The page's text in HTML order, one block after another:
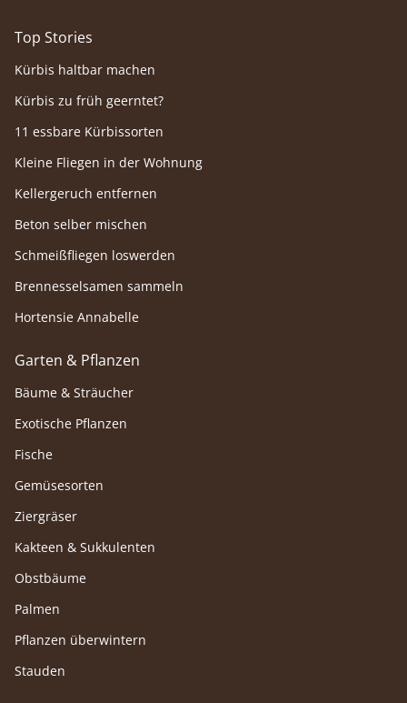
Top Stories
Kürbis haltbar machen
Kürbis zu früh geerntet?
11 essbare Kürbissorten
Kleine Fliegen in der Wohnung
Kellergeruch entfernen
Beton selber mischen
Schmeißfliegen loswerden
Brennesselsamen sammeln
Hortensie Annabelle
Garten & Pflanzen
Bäume & Sträucher
Exotische Pflanzen
Fische
Gemüsesorten
Ziergräser
Kakteen & Sukkulenten
Obstbäume
Palmen
Pflanzen überwintern
Stauden